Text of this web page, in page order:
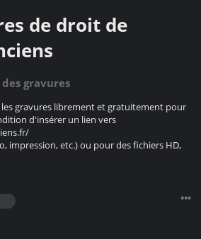
de droit de
gravures
gravures librement et gratuitement pour
d'insérer un lien vers
impression, etc.) ou pour des fichiers HD,